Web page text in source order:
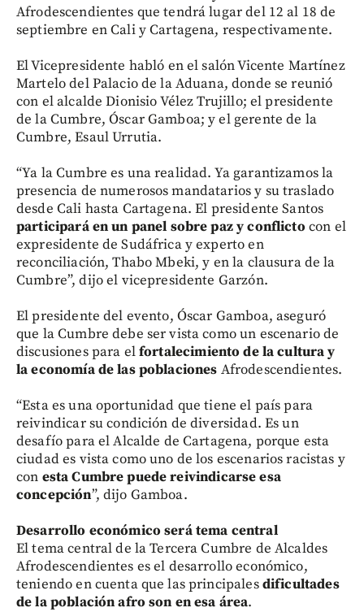
Afrodescendientes que tendrá lugar del 12 al 18 de
septiembre en Cali y Cartagena, respectivamente.
El Vicepresidente habló en el salón Vicente Martínez
Martelo del Palacio de la Aduana, donde se reunió
con el alcalde Dionisio Vélez Trujillo; el presidente
de la Cumbre, Óscar Gamboa; y el gerente de la
Cumbre, Esaul Urrutia.
“Ya la Cumbre es una realidad. Ya garantizamos la
presencia de numerosos mandatarios y su traslado
desde Cali hasta Cartagena. El presidente Santos
participará en un panel sobre paz y conflicto con el
expresidente de Sudáfrica y experto en
reconciliación, Thabo Mbeki, y en la clausura de la
Cumbre”, dijo el vicepresidente Garzón.
El presidente del evento, Óscar Gamboa, aseguró
que la Cumbre debe ser vista como un escenario de
discusiones para elfortalecimiento de la cultura y
la economía de las poblaciones Afrodescendientes.
“Esta es una oportunidad que tiene el país para
reivindicar su condición de diversidad. Es un
desafío para el Alcalde de Cartagena, porque esta
ciudad es vista como uno de los escenarios racistas y
con esta Cumbre puede reivindicarse esa
concepción”, dijo Gamboa.
Desarrollo económico será tema central
El tema central de la Tercera Cumbre de Alcaldes
Afrodescendientes es el desarrollo económico,
teniendo en cuenta que las principalesdificultades
de la población afro son en esa área.